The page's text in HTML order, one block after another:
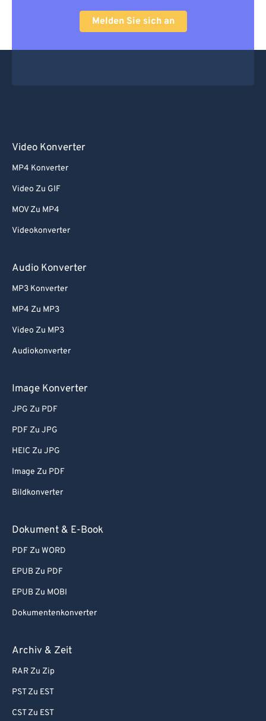
Melden Sie sich an
Video Konverter
MP4 Konverter
Video Zu GIF
MOV Zu MP4
Videokonverter
Audio Konverter
MP3 Konverter
MP4 Zu MP3
Video Zu MP3
Audiokonverter
Image Konverter
JPG Zu PDF
PDF Zu JPG
HEIC Zu JPG
Image Zu PDF
Bildkonverter
Dokument & E-Book
PDF Zu WORD
EPUB Zu PDF
EPUB Zu MOBI
Dokumentenkonverter
Archiv & Zeit
RAR Zu Zip
PST Zu EST
CST Zu EST